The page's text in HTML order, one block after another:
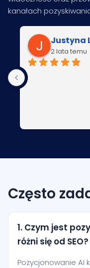
kanałach
Justyna
2 lata temu
Często
1. Czym jest
różni się od SEO?
Pozycjonowanie AI